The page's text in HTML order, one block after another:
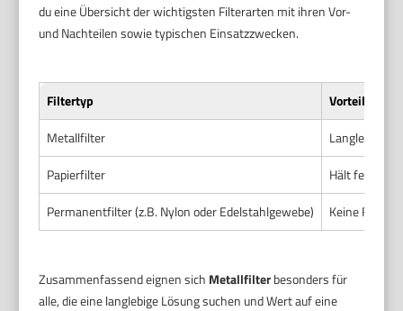
du eine Übersicht der wichtigsten Filterarten mit ihren Vor-
und Nachteilen sowie typischen Einsatzzwecken.
Filtertyp
Vorteile
Metallfilter
Langlebig,
Papierfilter
Hält feinste
Permanentfilter (z.B. Nylon oder Edelstahlgewebe)
Keine
Zusammenfassend eignen sich Metallfilterbesonders für
alle, die eine langlebige Lösung suchen und Wert auf eine